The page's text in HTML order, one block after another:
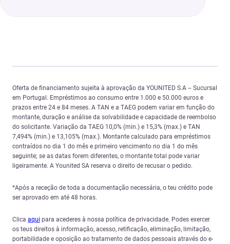
Oferta de financiamento sujeita à aprovação da YOUNITED S.A – Sucursal
em Portugal. Empréstimos ao consumo entre 1.000 e 50.000 euros e
prazos entre 24 e 84 meses. A TAN e a TAEG podem variar em função do
montante, duração e análise da solvabilidade e capacidade de reembolso
do solicitante. Variação da TAEG 10,0% (min.) e 15,3% (max.) e TAN
7,494% (min.) e 13,105% (max.). Montante calculado para empréstimos
contraídos no dia 1 do mês e primeiro vencimento no dia 1 do mês
seguinte; se as datas forem diferentes, o montante total pode variar
ligeiramente. A Younited SA reserva o direito de recusar o pedido.
*Após a receção de toda a documentação necessária, o teu crédito pode
ser aprovado em até 48 horas.
Clica aqui para acederes à nossa política de privacidade. Podes exercer
os teus direitos à informação, acesso, retificação, eliminação, limitação,
portabilidade e oposição ao tratamento de dados pessoais através do e-